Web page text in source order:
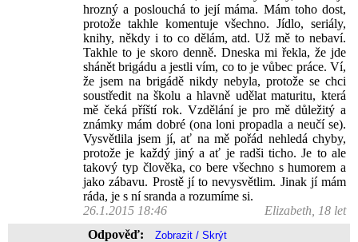
hrozný a poslouchá to její máma. Mám toho dost,
protože takhle komentuje všechno. Jídlo, seriály,
knihy, někdy i to co dělám, atd. Už mě to nebaví.
Takhle to je skoro denně. Dneska mi řekla, že jde
shánět brigádu a jestli vím, co to je vůbec práce. Ví,
že jsem na brigádě nikdy nebyla, protože se chci
soustředit na školu a hlavně udělat maturitu, která
mě čeká příští rok. Vzdělání je pro mě důležitý a
známky mám dobré (ona loni propadla a neučí se).
Vysvětlila jsem jí, ať na mě pořád nehledá chyby,
protože je každý jiný a ať je radši ticho. Je to ale
takový typ člověka, co bere všechno s humorem a
jako zábavu. Prostě jí to nevysvětlim. Jinak jí mám
ráda, je s ní sranda a rozumíme si.
26.1.2015 18:46
Elizabeth, 18 let
Odpověď: